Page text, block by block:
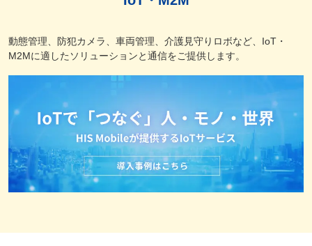
動態管理、防犯カメラ、車両管理、介護見守りロボなど、IoT・
M2Mに適したソリューションと通信をご提供します。